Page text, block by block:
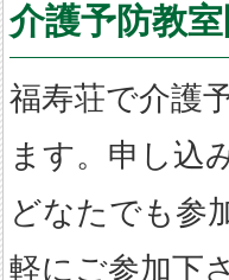
介護予防教
福寿荘で介護
ます。申し込
どなたでも参
軽にご参加下